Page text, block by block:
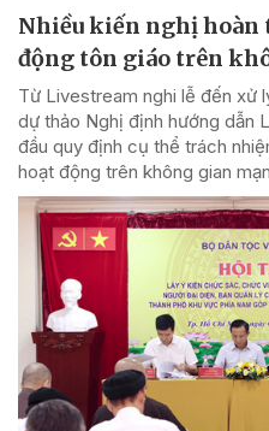
Nhiều kiến nghị hoàn
động tôn giáo trên
Từ Livestream nghi lễ đến xử
dự thảo Nghị định hướng dẫn
đầu quy định cụ thể trách
hoạt động trên không gian